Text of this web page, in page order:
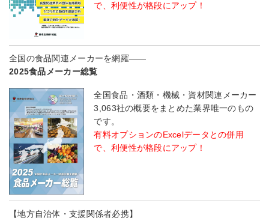
で、利便性が格段にアップ！
全国の食品関連メーカーを網羅――
2025食品メーカー総覧
全国食品・酒類・機械・資材関連メーカー
3,063社の概要をまとめた業界唯一のもの
です。
有料オプションのExcelデータとの併用
で、利便性が格段にアップ！
【地方自治体・支援関係者必携】